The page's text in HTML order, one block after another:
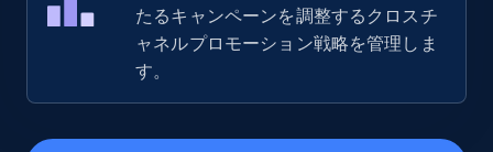
Amazon sellers info
info, Stars, Feedbacks, Return policy, and more.
たるキャンペーンを調整するクロスチ
ャネルプロモーション戦略を管理しま
す。